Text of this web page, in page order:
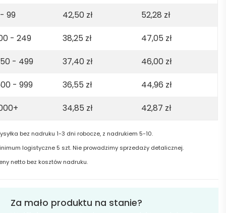
- 99
42,50 zł 52,28 zł
- 249
38,25 zł 47,05 zł
- 499
37,40 zł 46,00 zł
- 999
36,55 zł 44,96 zł
34,85 zł 42,87 zł
bez nadruku 1-3 dni robocze, z nadrukiem 5-10.
logistyczne 5 szt. Nie prowadzimy sprzedaży detalicznej.
netto bez kosztów nadruku.
Za mało produktu na stanie?